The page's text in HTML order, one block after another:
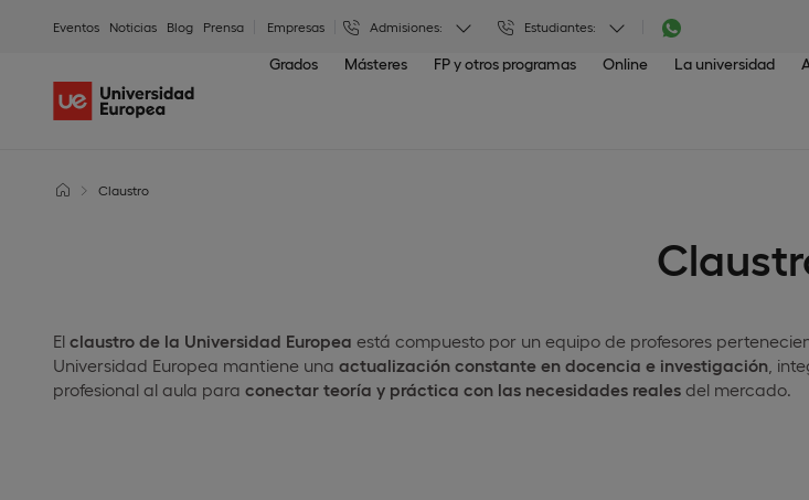
Eventos Noticias Blog Prensa Empresas Admisiones: Estudiantes:
Grados Másteres FP y otros programas Online La universidad
Claustro
El claustro de la Universidad Europea está compuesto por un equipo de profesores
Universidad Europea mantiene una actualización constante en docencia e investigación ,
profesional al aula para conectar teoría y práctica con las necesidades reales del mercado.